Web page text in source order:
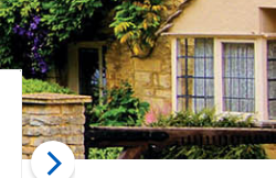
Glasgow (GB)
de Montréal (CA)
de14 aoûtau25 août